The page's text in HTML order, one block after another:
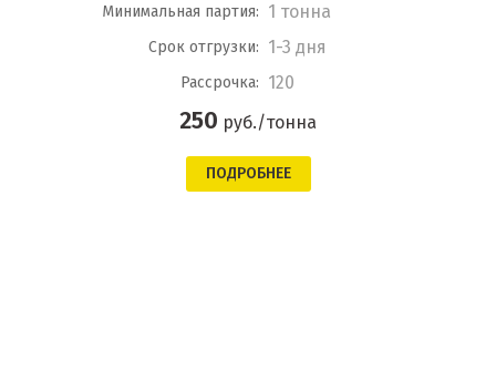
Минимальная партия: 1 тонна
Срок отгрузки: 1-3 дня
Рассрочка: 120
250 руб./тонна
ПОДРОБНЕЕ